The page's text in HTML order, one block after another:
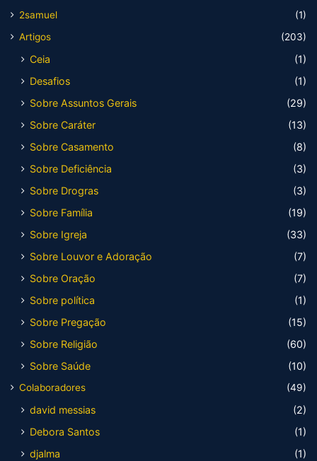
2samuel
(1)
Artigos
(203)
Ceia
(1)
Desafios
(1)
Sobre Assuntos Gerais
(29)
Sobre Caráter
(13)
Sobre Casamento
(8)
Sobre Deficiência
(3)
Sobre Drogras
(3)
Sobre Família
(19)
Sobre Igreja
(33)
Sobre Louvor e Adoração
(7)
Sobre Oração
(7)
Sobre política
(1)
Sobre Pregação
(15)
Sobre Religião
(60)
Sobre Saúde
(10)
Colaboradores (49)
david messias
(2)
Debora Santos
(1)
djalma
(1)